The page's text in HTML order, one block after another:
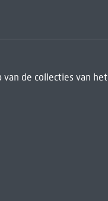
de collecties van het